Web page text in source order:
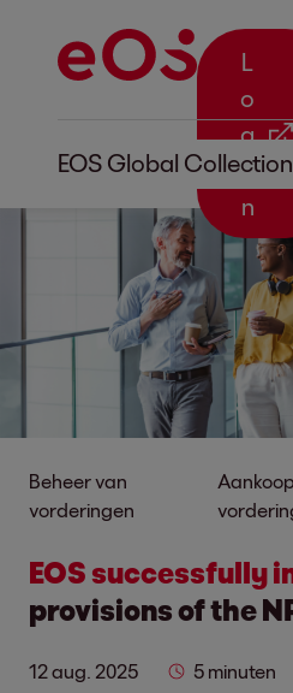
L
o
g
i
n
EOS Global Collection
Beheer van
vorderingen
EOS successfully
provisions of the
12 aug. 2025 5 minuten